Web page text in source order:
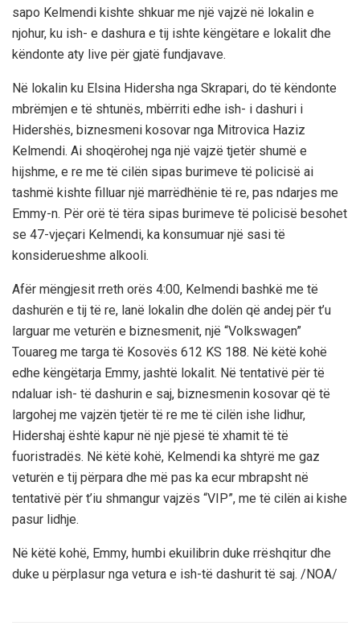
sapo Kelmendi kishte shkuar me një vajzë në lokalin e
njohur, ku ish- e dashura e tij ishte këngëtare e lokalit dhe
këndonte aty live për gjatë fundjavave.
Në lokalin ku Elsina Hidersha nga Skrapari, do të këndonte
mbrëmjen e të shtunës, mbërriti edhe ish- i dashuri i
Hidershës, biznesmeni kosovar nga Mitrovica Haziz
Kelmendi. Ai shoqërohej nga një vajzë tjetër shumë e
hijshme, e re me të cilën sipas burimeve të policisë ai
tashmë kishte filluar një marrëdhënie të re, pas ndarjes me
Emmy-n. Për orë të tëra sipas burimeve të policisë besohet
se 47-vjeçari Kelmendi, ka konsumuar një sasi të
konsiderueshme alkooli.
Afër mëngjesit rreth orës 4:00, Kelmendi bashkë me të
dashurën e tij të re, lanë lokalin dhe dolën që andej për t’u
larguar me veturën e biznesmenit, një “Volkswagen”
Touareg me targa të Kosovës 612 KS 188. Në këtë kohë
edhe këngëtarja Emmy, jashtë lokalit. Në tentativë për të
ndaluar ish- të dashurin e saj, biznesmenin kosovar që të
largohej me vajzën tjetër të re me të cilën ishe lidhur,
Hidershaj është kapur në një pjesë të xhamit të të
fuoristradës. Në këtë kohë, Kelmendi ka shtyrë me gaz
veturën e tij përpara dhe më pas ka ecur mbrapsht në
tentativë për t’iu shmangur vajzës “VIP”, me të cilën ai kishe
pasur lidhje.
Në këtë kohë, Emmy, humbi ekuilibrin duke rrëshqitur dhe
duke u përplasur nga vetura e ish-të dashurit të saj. /NOA/